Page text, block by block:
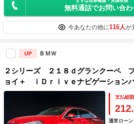
無料通話でお問い合わ
今あなたの他に116人が
UP ＢＭＷ
２シリーズ ２１８ｄグランクーペ
ョイ＋ ｉＤｒｉｖｅナビゲーション
スプレイメーター オプション１７イ
正ＨＤＤナビ ６ヶ月走行距離無制
ヘッド アダプティブクルーズコント
支払総額
212.
通常ローン